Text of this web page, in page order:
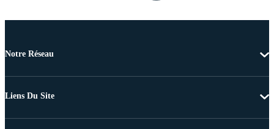
Notre Réseau
Liens Du Site